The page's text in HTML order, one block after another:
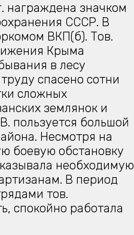
награждена значком
СССР. В
ВКП(б). Тов.
Крыма
в лесу
спасено сотни
сложных
землянок и
пользуется большой
Несмотря на
боевую обстановку
необходимую
В период
тов.
спокойно работала